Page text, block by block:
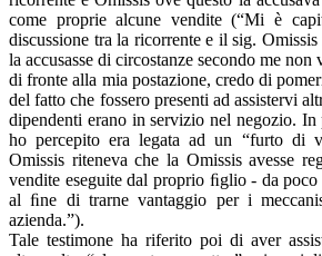
come proprie alcune vendite (“Mi è
discussione tra la ricorrente e il sig.
la accusasse di circostanze secondo me non
di fronte alla mia postazione, credo di
del fatto che fossero presenti ad assistervi
dipendenti erano in servizio nel negozio. In
ho percepito era legata ad un “furto di
Omissis riteneva che la Omissis avesse
vendite eseguite dal proprio ﬁglio - da poco
al ﬁne di trarne vantaggio per i
azienda.”).
Tale testimone ha riferito poi di aver